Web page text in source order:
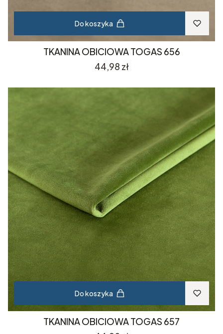
Do koszyka
TKANINA OBICIOWA TOGAS 656
Cena
44,98 zł
Do koszyka
TKANINA OBICIOWA TOGAS 657